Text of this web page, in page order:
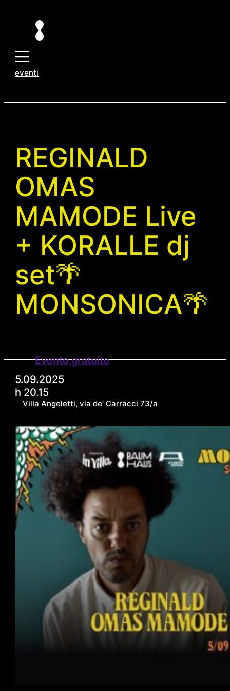
contenuto
Evento gratuito
5.09.2025
h 20.15
Villa Angeletti, via de’ Carracci 73/a
eventi
REGINALD
OMAS
MAMODE Live
+ KORALLE dj
set🌴
MONSONICA🌴